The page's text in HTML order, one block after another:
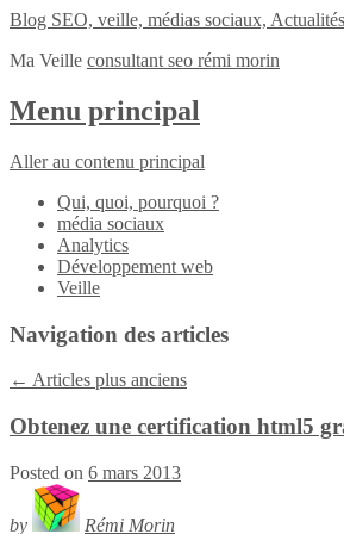
Blog SEO, veille, médias sociaux,
Ma Veille consultant seo rémi morin
Menu principal
Aller au contenu principal
Qui, quoi, pourquoi ?
média sociaux
Analytics
Développement web
Veille
Navigation des articles
← Articles plus anciens
Obtenez une certification html5
Posted on 6 mars 2013
by
Rémi Morin